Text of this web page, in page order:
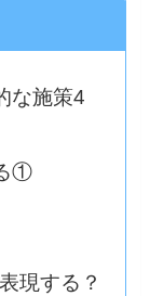
な施策4
①
現する？